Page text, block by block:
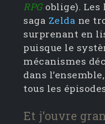
RPGoblige). Les
saga Zelda ne
surprenant en
puisque le
mécanismes
dans
tous les
Et j’ouvre